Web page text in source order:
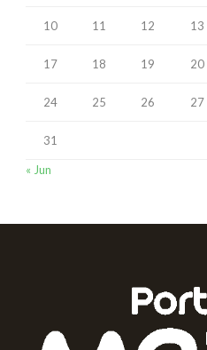
10 11 12 13
17 18 19 20
24 25 26 27
31
« Jun